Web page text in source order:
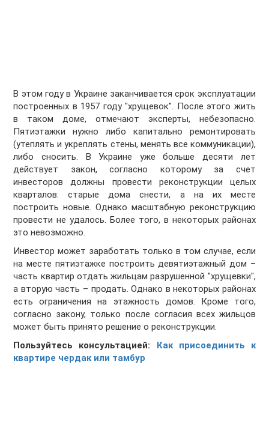
В этом году в Украине заканчивается срок эксплуатации
построенных в 1957 году "хрущевок". После этого жить
в таком доме, отмечают эксперты, небезопасно.
Пятиэтажки нужно либо капитально ремонтировать
(утеплять и укреплять стены, менять все коммуникации),
либо сносить. В Украине уже больше десяти лет
действует закон, согласно которому за счет
инвесторов должны провести реконструкции целых
кварталов: старые дома снести, а на их месте
построить новые. Однако масштабную реконструкцию
провести не удалось. Более того, в некоторых районах
это невозможно.
Инвестор может заработать только в том случае, если
на месте пятиэтажке построить девятиэтажный дом –
часть квартир отдать жильцам разрушенной "хрущевки",
а вторую часть – продать. Однако в некоторых районах
есть ограничения на этажность домов. Кроме того,
согласно закону, только после согласия всех жильцов
может быть принято решение о реконструкции.
Пользуйтесь консультацией: Как присоединить к
квартире чердак или тамбур